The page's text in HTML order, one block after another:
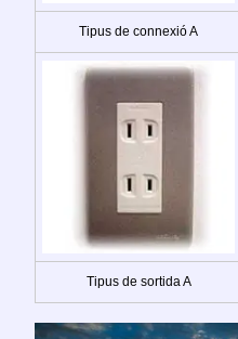
Tipus de connexió A
Tipus de sortida A